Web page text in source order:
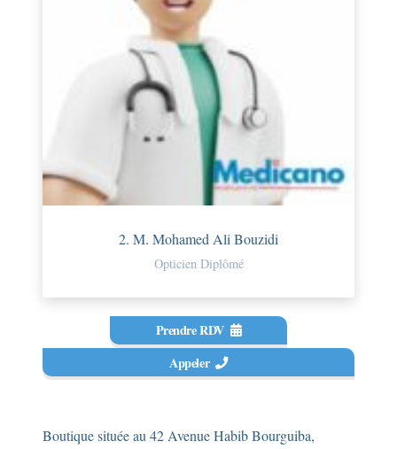
2. M. Mohamed Ali Bouzidi
Opticien Diplômé
Prendre RDV
Appeler
Boutique située au 42 Avenue Habib Bourguiba,